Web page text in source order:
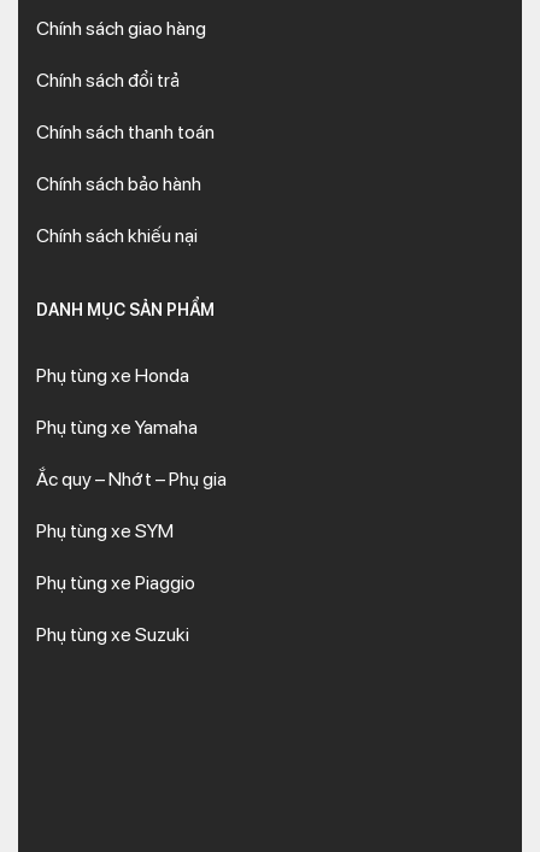
Chính sách giao hàng
Chính sách đổi trả
Chính sách thanh toán
Chính sách bảo hành
Chính sách khiếu nại
DANH MỤC SẢN PHẨM
Phụ tùng xe Honda
Phụ tùng xe Yamaha
Ắc quy – Nhớt – Phụ gia
Phụ tùng xe SYM
Phụ tùng xe Piaggio
Phụ tùng xe Suzuki